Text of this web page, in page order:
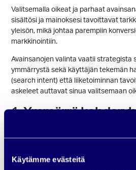
Käytämme evästeitä
Valitsemalla oikeat ja parhaat
sisältösi ja mainoksesi tavoittavat
yleisön, mikä johtaa parempiin
markkinointiin.
Avainsanojen valinta vaatii strategista
ymmärrystä sekä käyttäjän tekemän
(search intent) että liiketoiminnan
askeleet auttavat sinua valitsemaan
1.Ymmärrä
klikkaamaan ja konvertoitumaan?